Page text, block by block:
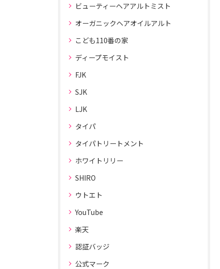
ビューティーヘアアルトミスト
オーガニックヘアオイルアルト
こども110番の家
ディープモイスト
FJK
SJK
LJK
タイパ
タイパトリートメント
ホワイトリリー
SHIRO
ウトエト
YouTube
楽天
認証バッジ
公式マーク